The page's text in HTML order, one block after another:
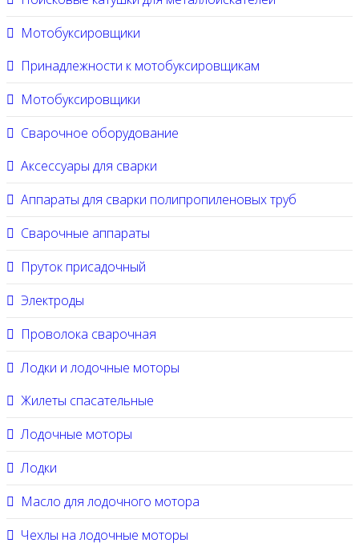
Мотобуксировщики
Принадлежности к мотобуксировщикам
Мотобуксировщики
Сварочное оборудование
Аксессуары для сварки
Аппараты для сварки полипропиленовых труб
Сварочные аппараты
Пруток присадочный
Электроды
Проволока сварочная
Лодки и лодочные моторы
Жилеты спасательные
Лодочные моторы
Лодки
Масло для лодочного мотора
Чехлы на лодочные моторы